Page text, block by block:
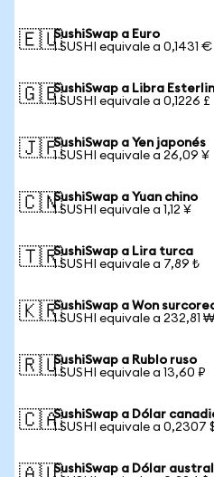
🇪🇺SushiSwap a Euro
1 SUSHI equivale a 0,1431 €
🇬🇧SushiSwap a Libra
1 SUSHI equivale a 0,1226 £
🇯🇵SushiSwap a Yen japonés
1 SUSHI equivale a 26,09 ¥
🇨🇳SushiSwap a Yuan chino
1 SUSHI equivale a 1,12 ¥
🇹🇷SushiSwap a Lira turca
1 SUSHI equivale a 7,89 ₺
🇰🇷SushiSwap a Won
1 SUSHI equivale a 232,81 ₩
🇷🇺SushiSwap a Rublo ruso
1 SUSHI equivale a 13,60 ₽
🇨🇦SushiSwap a Dólar
1 SUSHI equivale a 0,2307
SushiSwap a Dólar